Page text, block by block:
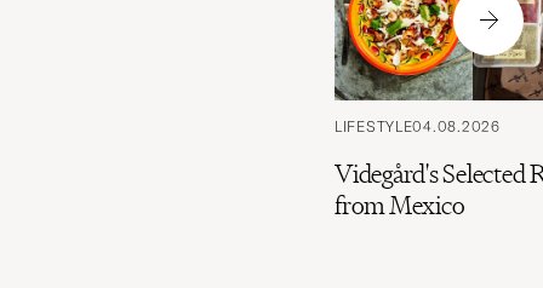
LIFESTYLE04.08.2026
Videgård's Selected
from Mexico